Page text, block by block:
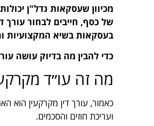
מכיוון שעסקאות נדל"ן
של כסף, חייבים לבחור עורך
בעסקאות בשיא המקצועיות
כדי להבין מה בדיוק עושה
מה זה עו״ד
כאמור, עורך דין מקרקעין הוא
ועריכת חוזים והסכמים.